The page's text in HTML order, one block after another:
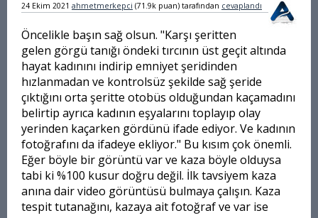
24 Ekim 2021 ahmetmerkepci (71.9k puan) tarafından cevaplandı
Öncelikle başın sağ olsun. "Karşı şeritten
gelen görgü tanığı öndeki tırcının üst geçit altında
hayat kadınını indirip emniyet şeridinden
hızlanmadan ve kontrolsüz şekilde sağ şeride
çıktığını orta şeritte otobüs olduğundan kaçamadını
belirtip ayrıca kadının eşyalarını toplayıp olay
yerinden kaçarken gördünü ifade ediyor. Ve kadının
fotoğrafını da ifadeye ekliyor." Bu kısım çok önemli.
Eğer böyle bir görüntü var ve kaza böyle olduysa
tabi ki %100 kusur doğru değil. İlk tavsiyem kaza
anına dair video görüntüsü bulmaya çalışın. Kaza
tespit tutanağını, kazaya ait fotoğraf ve var ise